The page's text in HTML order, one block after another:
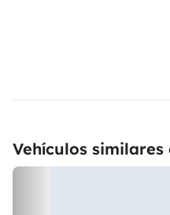
Vehículos similares